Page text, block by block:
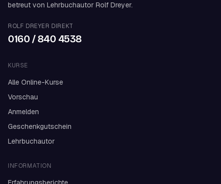
betreut von Lehrbuchautor Rolf Dreyer.
ROLF DREYER DIREKT
0160 / 840 4538
KURSE
Alle Online-Kurse
Vorschau
Anmelden
Geschenkgutschein
Lehrbuchautor
INFORMATION